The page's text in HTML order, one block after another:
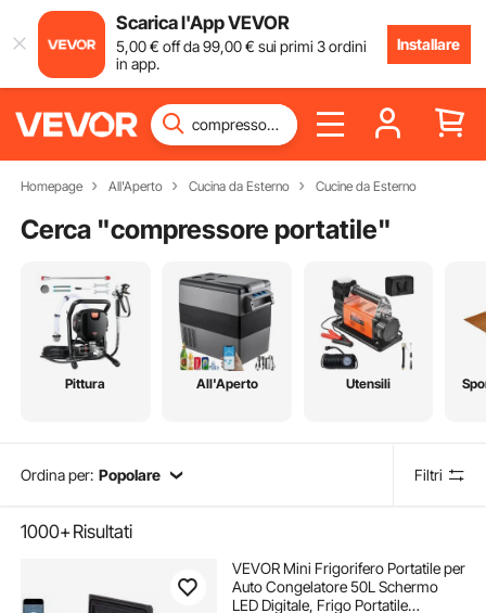
Scarica l'App VEVOR
5,00€ off da99,00€ sui primi 3 ordini
in app.
Installare
Homepage All'Aperto Cucina da Esterno Cucine da Esterno
Cerca "compressore portatile"
Pittura All'Aperto Utensili
Ordina per: Popolare Filtri
1000+Risultati
VEVOR Mini Frigorifero Portatile per
Auto Congelatore 50L Schermo
LED Digitale, Frigo Portatile